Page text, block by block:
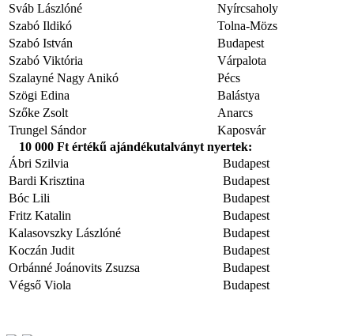
Sváb Lászlóné
Nyírcsaholy
Szabó Ildikó
Tolna-Mözs
Szabó István
Budapest
Szabó Viktória
Várpalota
Szalayné Nagy Anikó
Pécs
Szögi Edina
Balástya
Szőke Zsolt
Anarcs
Trungel Sándor
Kaposvár
10 000 Ft értékű ajándékutalványt nyertek:
Ábri Szilvia
Budapest
Bardi Krisztina
Budapest
Bóc Lili
Budapest
Fritz Katalin
Budapest
Kalasovszky Lászlóné
Budapest
Koczán Judit
Budapest
Orbánné Joánovits Zsuzsa
Budapest
Végső Viola
Budapest